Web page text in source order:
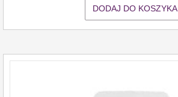
DODAJ DO KOSZYKA